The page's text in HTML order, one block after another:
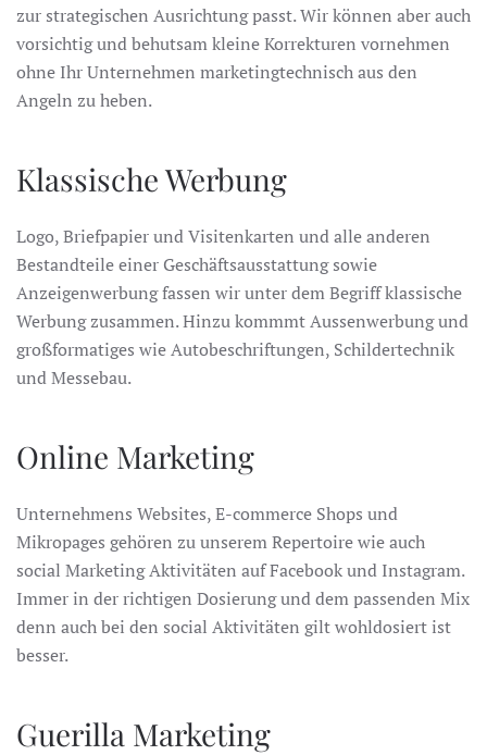
zur strategischen Ausrichtung passt. Wir können aber auch
vorsichtig und behutsam kleine Korrekturen vornehmen
ohne Ihr Unternehmen marketingtechnisch aus den
Angeln zu heben.
Klassische Werbung
Logo, Briefpapier und Visitenkarten und alle anderen
Bestandteile einer Geschäftsausstattung sowie
Anzeigenwerbung fassen wir unter dem Begriff klassische
Werbung zusammen. Hinzu kommmt Aussenwerbung und
großformatiges wie Autobeschriftungen, Schildertechnik
und Messebau.
Online Marketing
Unternehmens Websites, E-commerce Shops und
Mikropages gehören zu unserem Repertoire wie auch
social Marketing Aktivitäten auf Facebook und Instagram.
Immer in der richtigen Dosierung und dem passenden Mix
denn auch bei den social Aktivitäten gilt wohldosiert ist
besser.
Guerilla Marketing